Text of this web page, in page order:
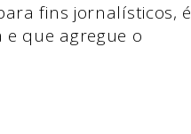
fins jornalísticos, é
que agregue o